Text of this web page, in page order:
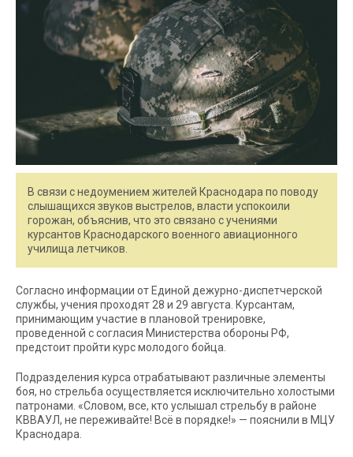
В связи с недоумением жителей Краснодара по поводу
слышащихся звуков выстрелов, власти успокоили
горожан, объяснив, что это связано с учениями
курсантов Краснодарского военного авиационного
училища летчиков.
Согласно информации от Единой дежурно-диспетчерской
службы, учения проходят 28 и 29 августа. Курсантам,
принимающим участие в плановой тренировке,
проведенной с согласия Министерства обороны РФ,
предстоит пройти курс молодого бойца.
Подразделения курса отрабатывают различные элементы
боя, но стрельба осуществляется исключительно холостыми
патронами. «Словом, все, кто услышал стрельбу в районе
КВВАУЛ, не переживайте! Всё в порядке!» — пояснили в МЦУ
Краснодара.